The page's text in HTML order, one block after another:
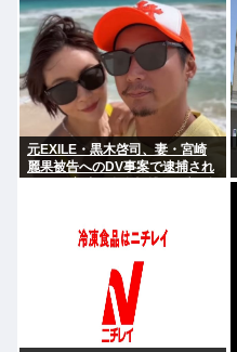
元EXILE・黒木啓司、妻・宮崎
麗果被告へのDV事案で逮捕され